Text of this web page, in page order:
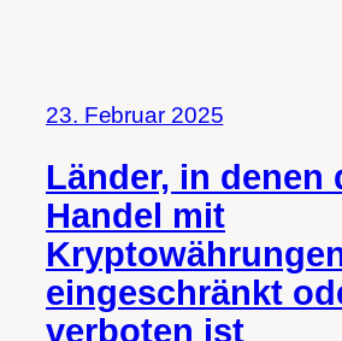
23. Februar 2025
Länder, in denen
Handel mit
eingeschränkt
verboten ist